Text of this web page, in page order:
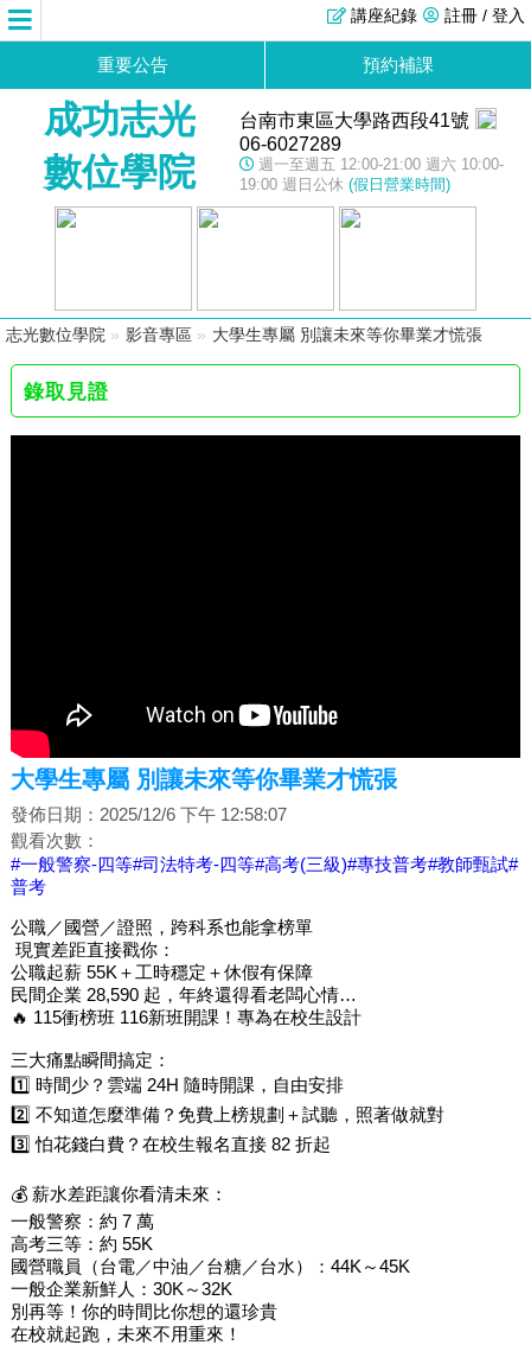
註冊 / 登入
講座紀錄
重要公告 預約補課
成功志光
數位學院
台南市東區大學路西段41號
06-6027289
週一至週五 12:00-21:00 週六 10:00-
19:00 週日公休 (假日營業時間)
志光數位學院 » 影音專區 » 大學生專屬 別讓未來等你畢業才慌張
錄取見證
大學生專屬 別讓未來等你畢業才慌張
發佈日期：2025/12/6 下午 12:58:07
觀看次數：
#一般警察-四等#司法特考-四等#高考(三級)#專技普考#教師甄試#
普考
公職／國營／證照，跨科系也能拿榜單
現實差距直接戳你：
公職起薪 55K＋工時穩定＋休假有保障
民間企業 28,590 起，年終還得看老闆心情…
🔥 115衝榜班 116新班開課！專為在校生設計
三大痛點瞬間搞定：
1️⃣ 時間少？雲端 24H 隨時開課，自由安排
2️⃣ 不知道怎麼準備？免費上榜規劃＋試聽，照著做就對
3️⃣ 怕花錢白費？在校生報名直接 82 折起
💰 薪水差距讓你看清未來：
一般警察：約 7 萬
高考三等：約 55K
國營職員（台電／中油／台糖／台水）：44K～45K
一般企業新鮮人：30K～32K
別再等！你的時間比你想的還珍貴
在校就起跑，未來不用重來！